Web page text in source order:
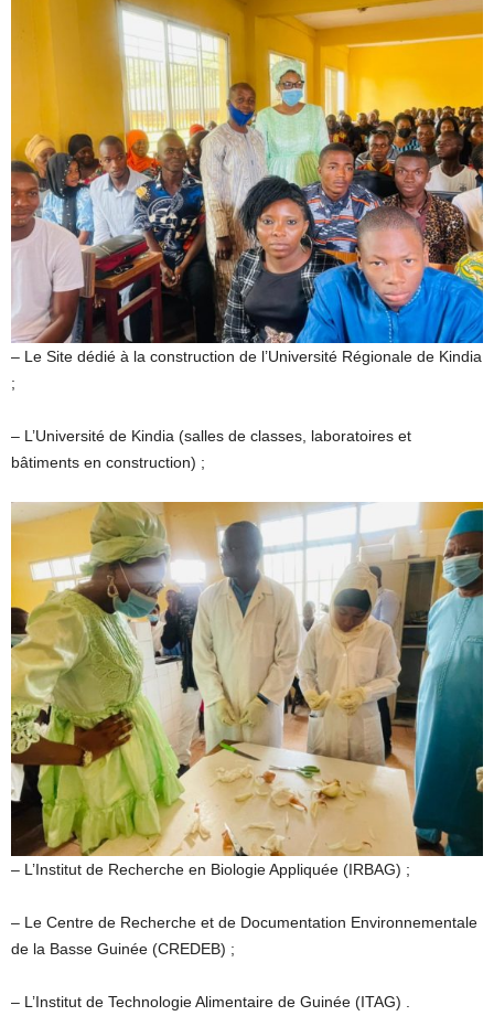
– Le Site dédié à la construction de l’Université Régionale de Kindia
;
– L’Université de Kindia (salles de classes, laboratoires et
bâtiments en construction) ;
– L’Institut de Recherche en Biologie Appliquée (IRBAG) ;
– Le Centre de Recherche et de Documentation Environnementale
de la Basse Guinée (CREDEB) ;
– L’Institut de Technologie Alimentaire de Guinée (ITAG) .